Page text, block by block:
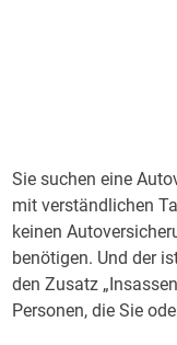
Sie suchen eine
mit verständlichen
keinen
benötigen. Und der
den Zusatz
Personen, die Sie